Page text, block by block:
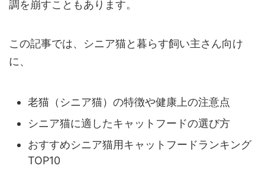
調を崩すこともあります。
この記事では、シニア猫と暮らす飼い主さん向け
に、
老猫（シニア猫）の特徴や健康上の注意点
シニア猫に適したキャットフードの選び方
おすすめシニア猫用キャットフードランキング
TOP10